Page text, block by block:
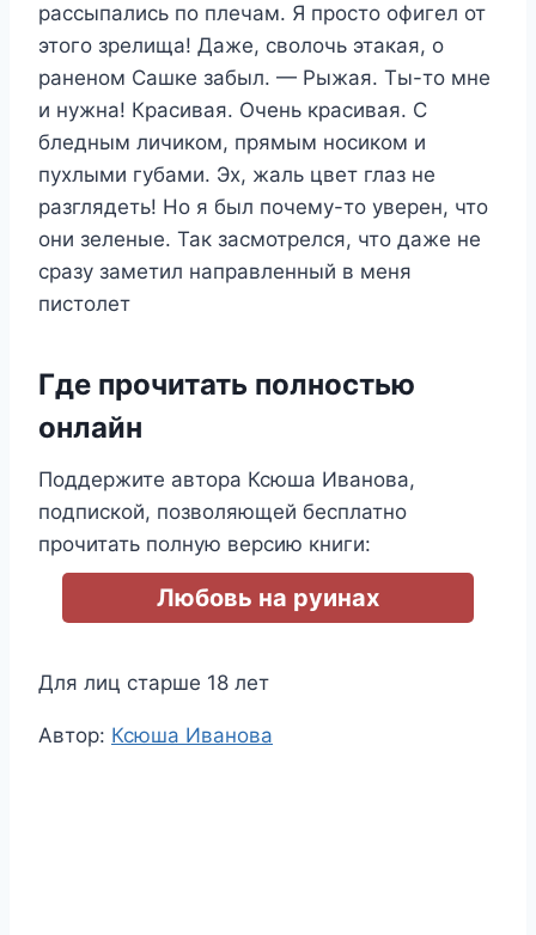
рассыпались по плечам. Я просто офигел от
этого зрелища! Даже, сволочь этакая, о
раненом Сашке забыл. — Рыжая. Ты-то мне
и нужна! Красивая. Очень красивая. С
бледным личиком, прямым носиком и
пухлыми губами. Эх, жаль цвет глаз не
разглядеть! Но я был почему-то уверен, что
они зеленые. Так засмотрелся, что даже не
сразу заметил направленный в меня
пистолет
Где прочитать полностью
онлайн
Поддержите автора Ксюша Иванова,
подпиской, позволяющей бесплатно
прочитать полную версию книги:
Любовь на руинах
Для лиц старше 18 лет
Метки
Автор: Ксюша Иванова